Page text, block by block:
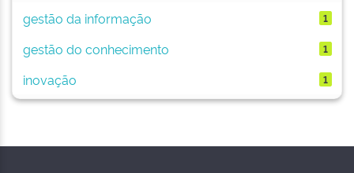
gestão da informação
1
gestão do conhecimento 1
inovação 1